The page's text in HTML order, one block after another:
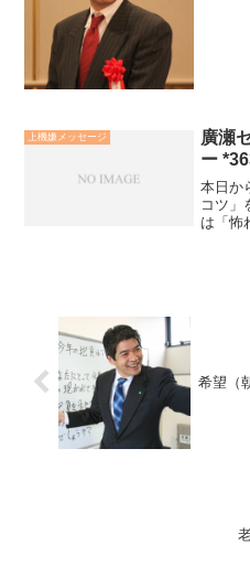
上機嫌メッセージ
廣瀬
ー
本日か
コツ」
は「怖
希望（